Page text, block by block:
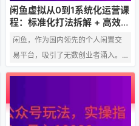
人直播？ 某音无人直播，顾名思
义，是指利用技术手段，让机器自
动完成直播过程中的各个环节，包
括虚拟形象展示、话术自动播放、
闲鱼虚拟从0到1系统化运营课
程：标准化打法拆解 + 高效出
单全链路教学，新手也能日出
100单
闲鱼，作为国内领先的个人闲置交
易平台，吸引了无数创业者涌入。
然而，如何在海量用户中脱颖而
出的“闲鱼虚拟从0到1系统化运营课